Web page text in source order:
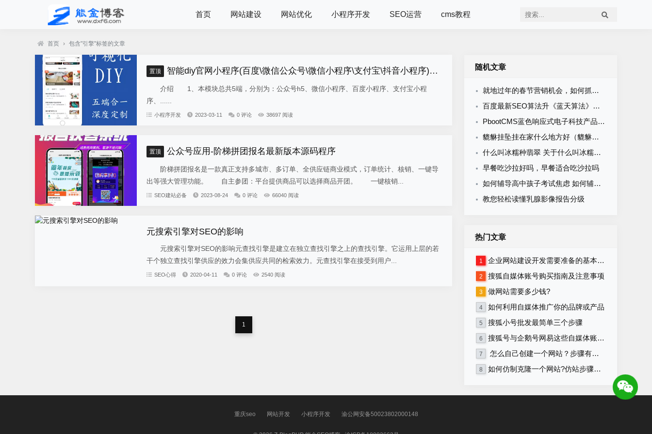
首页 网站建设 网站优化 小程序开发 SEO运营 cms教程
首页 › 包含"引擎"标签的文章
置顶 智能diy官网小程序(百度\微信公众号\微信小程序\支付宝\抖音小程序)独立版
介绍 1、本模块总共5端，分别为：公众号h5、微信小程序、百度小程序、支付宝小程
序、......
小程序开发 2023-03-11 0 评论 38697 阅读
置顶 公众号应用-阶梯拼团报名最新版本源码程序
阶梯拼团报名是一款真正支持多城市、多订单、全供应链商业模式，订单统计、核销、一键导
出等强大管理功能。 自主参团：平台提供商品可以选择商品开团。 一键核销...
SEO建站必备 2023-08-24 0 评论 66040 阅读
元搜索引擎对SEO的影响
元搜索引擎对SEO的影响元查找引擎是建立在独立查找引擎之上的查找引擎。它运用上层的若
干个独立查找引擎供应的效力会集供应共同的检索效力。元查找引擎在接受到用户...
SEO心得 2020-04-11 0 评论 2540 阅读
1
随机文章
就地过年的春节营销机会，如何抓住？
百度最新SEO算法升《蓝天算法》打击目录低质内容
PbootCMS蓝色响应式电子科技产品网站半导体电子设备网站模板带手机端
貔貅挂坠挂在家什么地方好（貔貅吊坠放在家里什么位置好）
什么叫冰糯种翡翠 关于什么叫冰糯种翡翠
早餐吃沙拉好吗，早餐适合吃沙拉吗
如何辅导高中孩子考试焦虑 如何辅导高中孩子考试焦虑症
教您轻松读懂乳腺影像报告分级
热门文章
1 企业网站建设开发需要准备的基本资料
2 搜狐自媒体账号购买指南及注意事项
3 做网站需要多少钱?
4 如何利用自媒体推广你的品牌或产品
5 搜狐小号批发最简单三个步骤
6 搜狐号与企鹅号网易这些自媒体账号在哪里购买？
7 怎么自己创建一个网站？步骤有哪些？
8 如何仿制克隆一个网站?仿站步骤详细教程
重庆seo 网站开发 小程序开发 渝公网安备50023802000148